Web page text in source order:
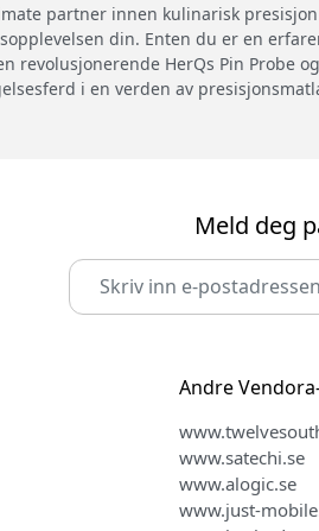
partner innen kulinarisk
din. Enten du er en
revolusjonerende HerQs Pin Probe
i en verden av
Meld deg
Andre
www.satechi.se
www.alogic.se
www.just-